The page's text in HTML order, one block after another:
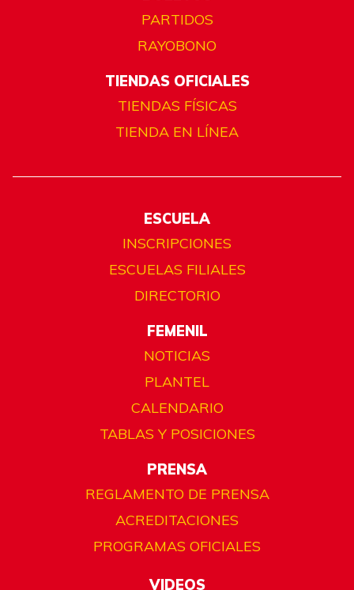
PARTIDOS
RAYOBONO
TIENDAS OFICIALES
TIENDAS FÍSICAS
TIENDA EN LÍNEA
ESCUELA
INSCRIPCIONES
ESCUELAS FILIALES
DIRECTORIO
FEMENIL
NOTICIAS
PLANTEL
CALENDARIO
TABLAS Y POSICIONES
PRENSA
REGLAMENTO DE PRENSA
ACREDITACIONES
PROGRAMAS OFICIALES
VIDEOS